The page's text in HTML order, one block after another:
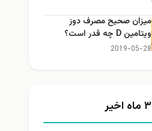
میزان صحیح مصرف دوز
ویتامین D چه قدر است؟
2019-05-28